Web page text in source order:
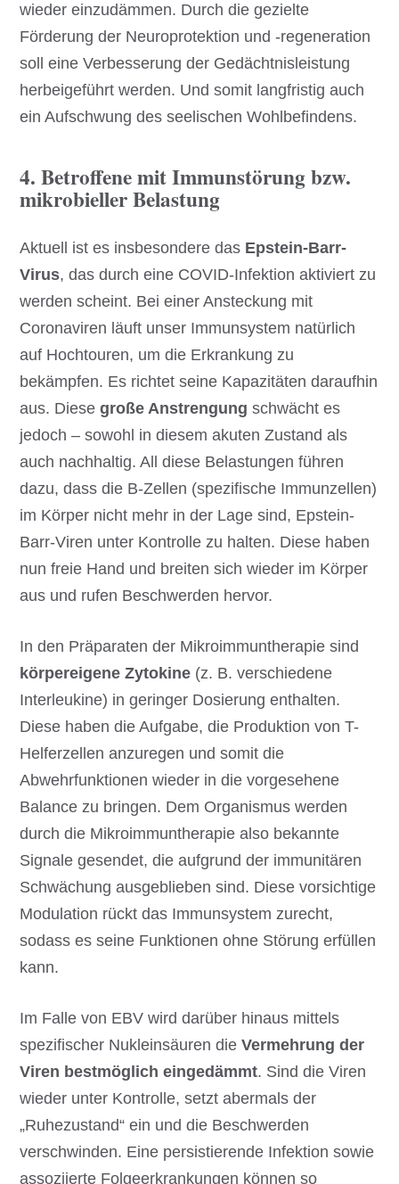
wieder einzudämmen. Durch die gezielte
Förderung der Neuroprotektion und -regeneration
soll eine Verbesserung der Gedächtnisleistung
herbeigeführt werden. Und somit langfristig auch
ein Aufschwung des seelischen Wohlbefindens.
4. Betroffene mit Immunstörung bzw.
mikrobieller Belastung
Aktuell ist es insbesondere das Epstein-Barr-
Virus, das durch eine COVID-Infektion aktiviert zu
werden scheint. Bei einer Ansteckung mit
Coronaviren läuft unser Immunsystem natürlich
auf Hochtouren, um die Erkrankung zu
bekämpfen. Es richtet seine Kapazitäten daraufhin
aus. Diesegroße Anstrengung schwächt es
jedoch – sowohl in diesem akuten Zustand als
auch nachhaltig. All diese Belastungen führen
dazu, dass die B-Zellen (spezifische Immunzellen)
im Körper nicht mehr in der Lage sind, Epstein-
Barr-Viren unter Kontrolle zu halten. Diese haben
nun freie Hand und breiten sich wieder im Körper
aus und rufen Beschwerden hervor.
In den Präparaten der Mikroimmuntherapie sind
körpereigene Zytokine (z. B. verschiedene
Interleukine) in geringer Dosierung enthalten.
Diese haben die Aufgabe, die Produktion von T-
Helferzellen anzuregen und somit die
Abwehrfunktionen wieder in die vorgesehene
Balance zu bringen. Dem Organismus werden
durch die Mikroimmuntherapie also bekannte
Signale gesendet, die aufgrund der immunitären
Schwächung ausgeblieben sind. Diese vorsichtige
Modulation rückt das Immunsystem zurecht,
sodass es seine Funktionen ohne Störung erfüllen
kann.
Im Falle von EBV wird darüber hinaus mittels
spezifischer Nukleinsäuren dieVermehrung der
Viren bestmöglich eingedämmt. Sind die Viren
wieder unter Kontrolle, setzt abermals der
„Ruhezustand“ ein und die Beschwerden
verschwinden. Eine persistierende Infektion sowie
assoziierte Folgeerkrankungen können so